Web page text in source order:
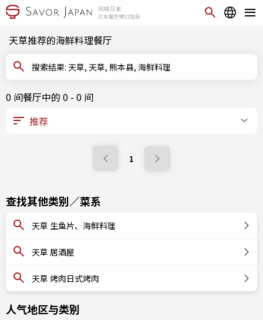
天草推荐的海鲜料理餐厅
搜索结果: 天草, 天草, 熊本县, 海鲜料理
0 间餐厅中的 0 - 0 间
1
查找其他类别／菜系
天草 生鱼片、海鲜料理
天草 居酒屋
天草 烤肉日式烤肉
人气地区与类别